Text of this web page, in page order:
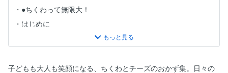
●ちくわって無限大！
はじめに
CONTENTS（ちくわ）
【ちくわdeとりあえず】 ちくわのいかだ焼き
子どもも大人も笑顔になる、ちくわとチーズのおかず集。日々の